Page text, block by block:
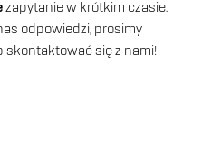
zapytanie w krótkim czasie.
odpowiedzi, prosimy
skontaktować się z nami!